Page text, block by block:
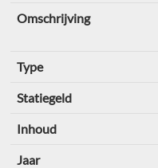
Omschrijving
Type
Statiegeld
Inhoud
Jaar